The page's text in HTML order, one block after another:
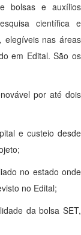
bolsas e auxílios
científica e
elegíveis nas áreas
em Edital. São os
por até dois
e custeio desde
no estado onde
no Edital;
da bolsa SET,